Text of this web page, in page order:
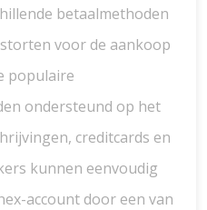
betaalmethoden
voor de aankoop
populaire
ondersteund op het
creditcards en
kunnen eenvoudig
account door een van